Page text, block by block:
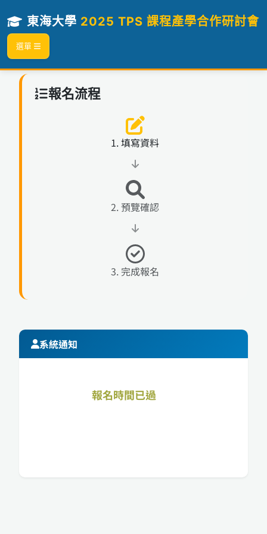
東海大學 2025 TPS 課程產學合作研討會
選單
報名流程
1. 填寫資料
2. 預覽確認
3. 完成報名
系統通知
報名時間已過